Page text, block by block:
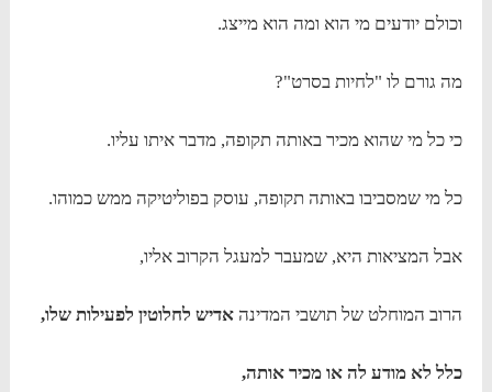
וכולם יודעים מי הוא ומה הוא מייצג.
מה גורם לו "לחיות בסרט"?
כי כל מי שהוא מכיר באותה תקופה, מדבר איתו עליו.
כל מי שמסביבו באותה תקופה, עוסק בפוליטיקה ממש כמוהו.
אבל המציאות היא, שמעבר למעגל הקרוב אליו,
הרוב המוחלט של תושבי המדינהאדיש לחלוטין לפעילות שלו,
כלל לא מודע לה או מכיר אותה,